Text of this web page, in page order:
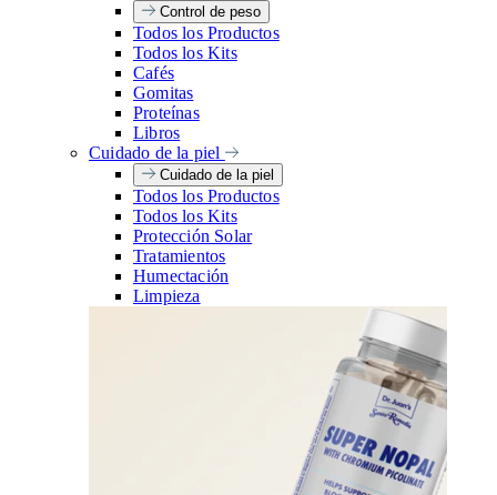
Control de peso
Todos los Productos
Todos los Kits
Cafés
Gomitas
Proteínas
Libros
Cuidado de la piel
Cuidado de la piel
Todos los Productos
Todos los Kits
Protección Solar
Tratamientos
Humectación
Limpieza